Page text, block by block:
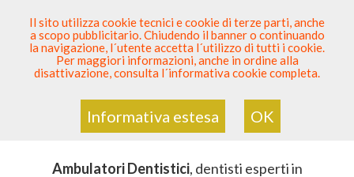
SEI DENTISTA? PARTECIPA
Sei QuiElenco Dentista Sicuro > Odontoiatria>
Ambulatori Dentistici>Lombardia>Pavia >CAP 27044
ZONA CON CAP 27044
Ambulatori Dentistici, dentisti esperti in
Il sito utilizza cookie tecnici e cookie di terze parti, anche
a scopo pubblicitario. Chiudendo il banner o continuando
la navigazione, l´utente accetta l´utilizzo di tutti i cookie.
Per maggiori informazioni, anche in ordine alla
disattivazione, consulta l´informativa cookie completa.
Informativa estesa OK